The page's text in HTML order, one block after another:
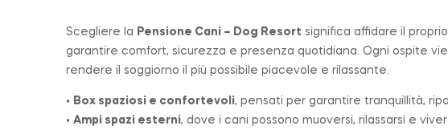
Scegliere la Pensione Cani – Dog Resort significa affidare il
garantire comfort, sicurezza e presenza quotidiana. Ogni ospite
rendere il soggiorno il più possibile piacevole e rilassante.
• Box spaziosi e confortevoli, pensati per garantire tranquillità,
• Ampi spazi esterni, dove i cani possono muoversi, rilassarsi e